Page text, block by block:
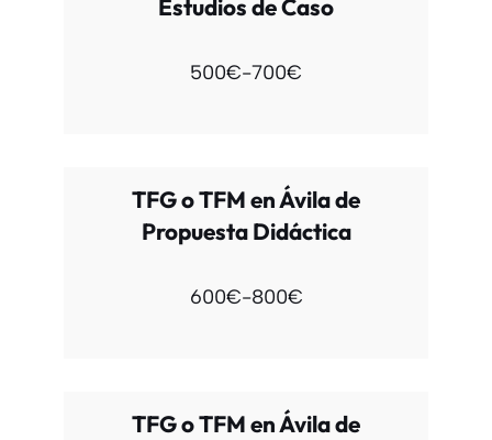
Estudios de Caso
500€-700€
TFG o TFM en Ávila de
Propuesta Didáctica
600€-800€
TFG o TFM en Ávila de